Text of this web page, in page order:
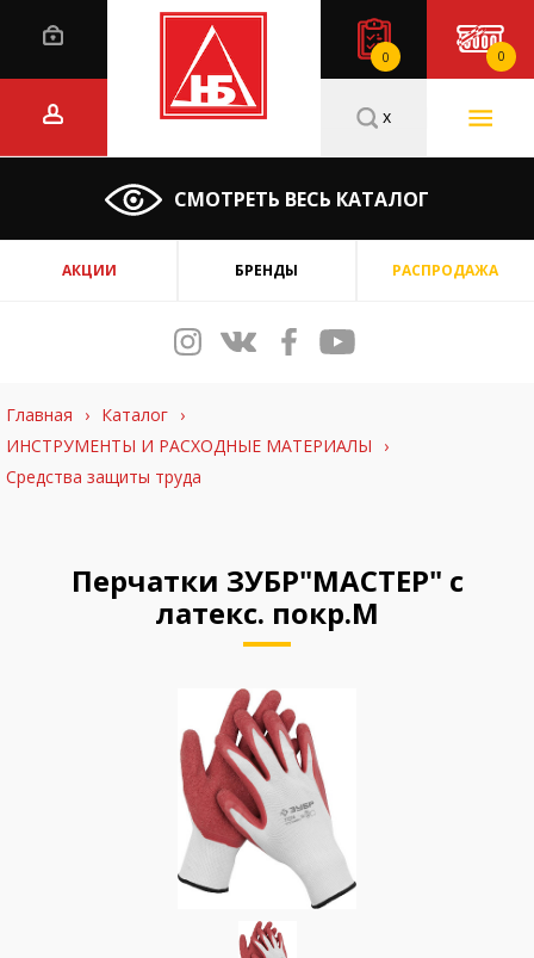
0 0
СМОТРЕТЬ ВЕСЬ КАТАЛОГ
x
АКЦИИ БРЕНДЫ РАСПРОДАЖА
Главная › Каталог ›
ИНСТРУМЕНТЫ И РАСХОДНЫЕ МАТЕРИАЛЫ
›
Средства защиты труда
Перчатки ЗУБР"МАСТЕР" с
латекс. покр.М